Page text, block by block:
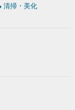
清掃・美化